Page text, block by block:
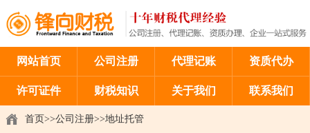
网站首页 公司注册 代理记账 资质代办
许可证件 财税知识 关于我们 联系我们
首页>>公司注册>>地址托管